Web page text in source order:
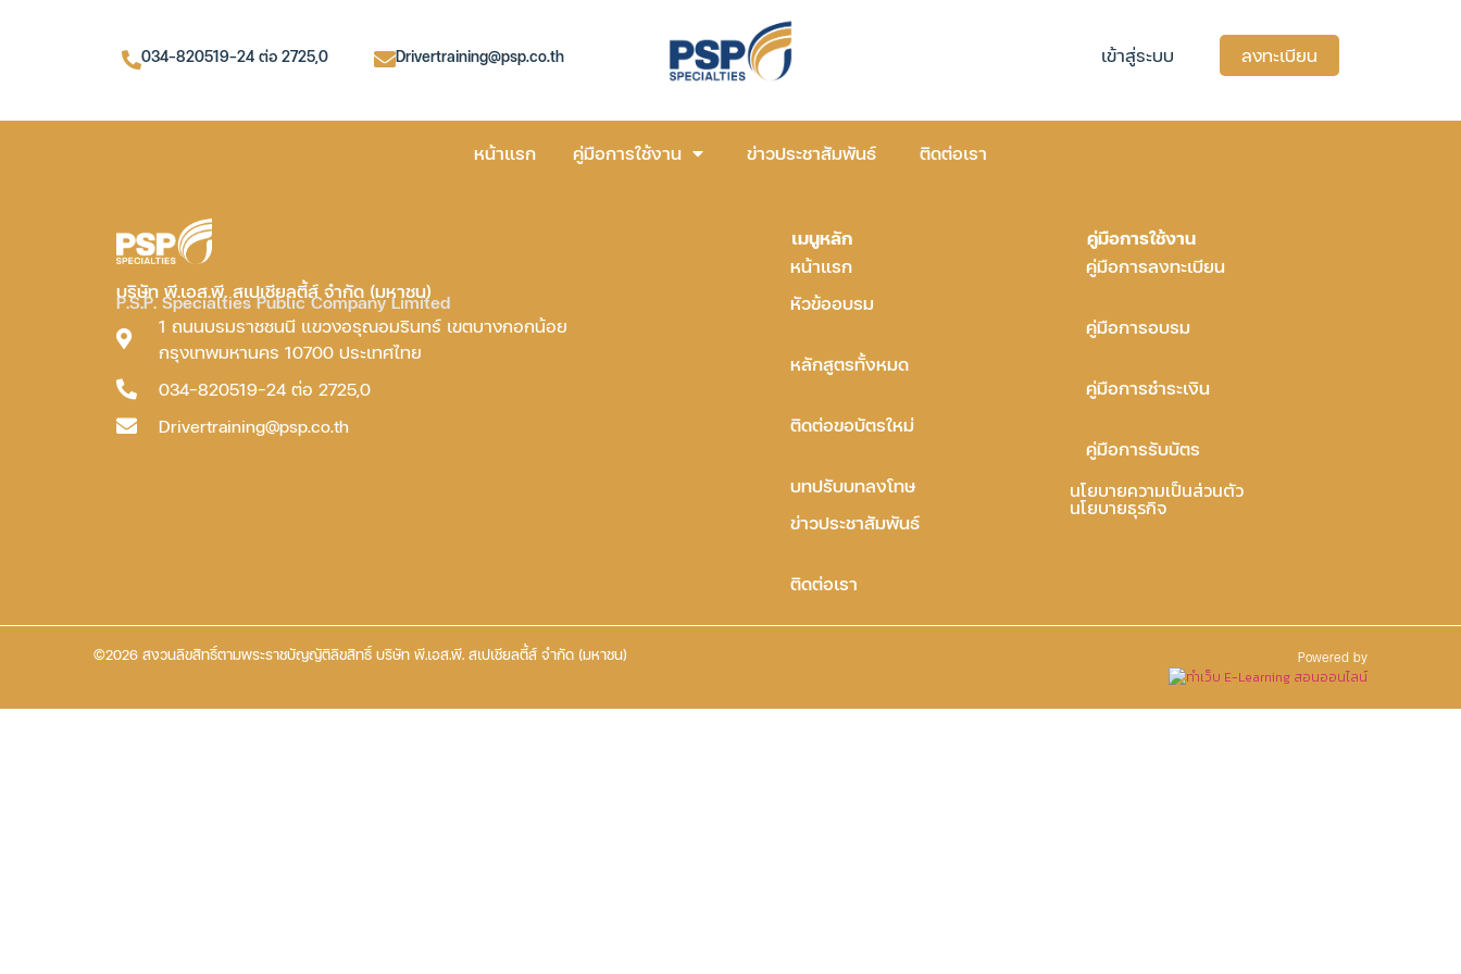
034-820519-24 ต่อ 2725,0 Drivertraining@psp.co.th เข้าสู่ระบบ ลงทะเบียน
หน้าแรก คู่มือการใช้งาน ข่าวประชาสัมพันธ์ ติดต่อเรา
บริษัท พี.เอส.พี. สเปเชียลตี้ส์ จำกัด (มหาชน)
P.S.P. Specialties Public Company Limited
1 ถนนบรมราชชนนี แขวงอรุณอมรินทร์ เขตบางกอกน้อย
กรุงเทพมหานคร 10700 ประเทศไทย
034-820519-24 ต่อ 2725,0
Drivertraining@psp.co.th
เมนูหลัก
หน้าแรก
หัวข้ออบรม
หลักสูตรทั้งหมด
ติดต่อขอบัตรใหม่
บทปรับบทลงโทษ
ข่าวประชาสัมพันธ์
ติดต่อเรา
คู่มือการใช้งาน
คู่มือการลงทะเบียน
คู่มือการอบรม
คู่มือการชำระเงิน
คู่มือการรับบัตร
นโยบายความเป็นส่วนตัว
นโยบายธุรกิจ
©2026 สงวนลิขสิทธิ์ตามพระราชบัญญัติลิขสิทธิ์ บริษัท พี.เอส.พี. สเปเชียลตี้ส์ จำกัด (มหาชน) Powered by